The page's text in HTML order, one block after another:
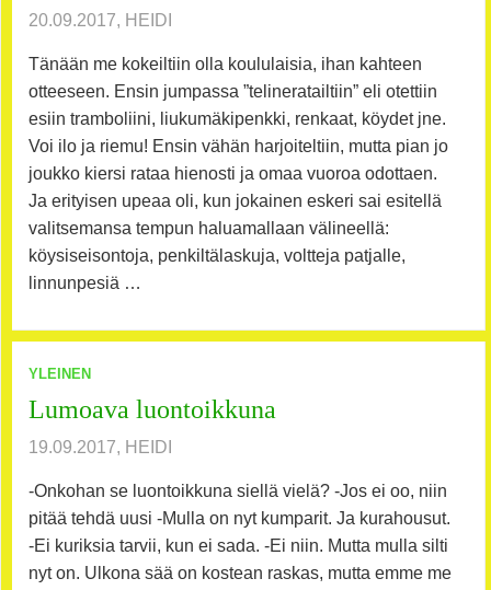
20.09.2017, HEIDI
Tänään me kokeiltiin olla koululaisia, ihan kahteen
otteeseen. Ensin jumpassa ”telineratailtiin” eli otettiin
esiin tramboliini, liukumäkipenkki, renkaat, köydet jne.
Voi ilo ja riemu! Ensin vähän harjoiteltiin, mutta pian jo
joukko kiersi rataa hienosti ja omaa vuoroa odottaen.
Ja erityisen upeaa oli, kun jokainen eskeri sai esitellä
valitsemansa tempun haluamallaan välineellä:
köysiseisontoja, penkiltälaskuja, voltteja patjalle,
linnunpesiä …
YLEINEN
Lumoava luontoikkuna
19.09.2017, HEIDI
-Onkohan se luontoikkuna siellä vielä? -Jos ei oo, niin
pitää tehdä uusi -Mulla on nyt kumparit. Ja kurahousut.
-Ei kuriksia tarvii, kun ei sada. -Ei niin. Mutta mulla silti
nyt on. Ulkona sää on kostean raskas, mutta emme me